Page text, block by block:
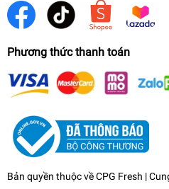
Phương thức thanh toán
Bản quyền thuộc về CPG Fresh |